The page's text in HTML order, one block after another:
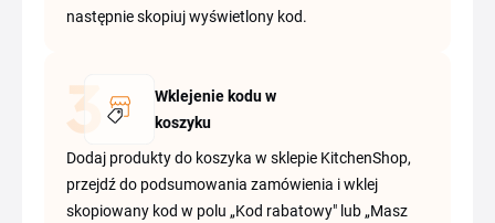
następnie skopiuj wyświetlony kod.
Wklejenie kodu w
koszyku
Dodaj produkty do koszyka w sklepie KitchenShop,
przejdź do podsumowania zamówienia i wklej
skopiowany kod w polu „Kod rabatowy" lub „Masz